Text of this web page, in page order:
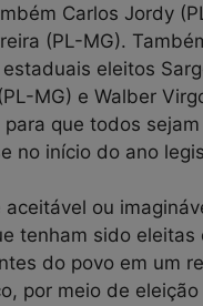
Carlos Jordy
(PL-MG).
eleitos
MG) e Walber
para que todos
no início do ano
aceitável ou
tenham sido eleitas
do povo em um
por meio de